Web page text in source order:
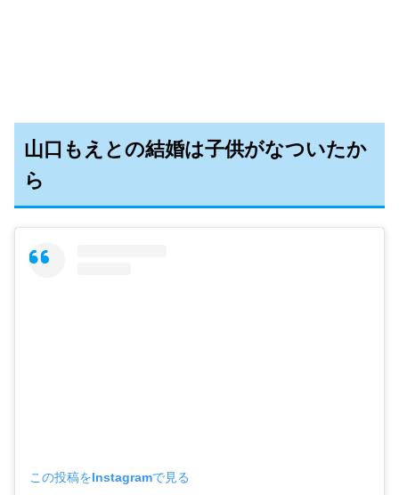
山口もえとの結婚は子供がなついたか
ら
この投稿をInstagramで見る